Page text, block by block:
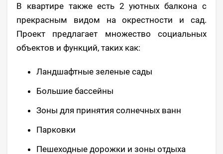
В квартире также есть 2 уютных балкона с
прекрасным видом на окрестности и сад.
Проект предлагает множество социальных
объектов и функций, таких как:
Ландшафтные зеленые сады
Большие бассейны
Зоны для принятия солнечных ванн
Парковки
Пешеходные дорожки и зоны отдыха